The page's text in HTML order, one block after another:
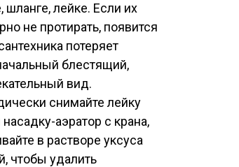
шланге, лейке. Если их
не протирать, появится
потеряет
блестящий,
вид.
снимайте лейку
аэратор с крана,
в растворе уксуса
чтобы удалить